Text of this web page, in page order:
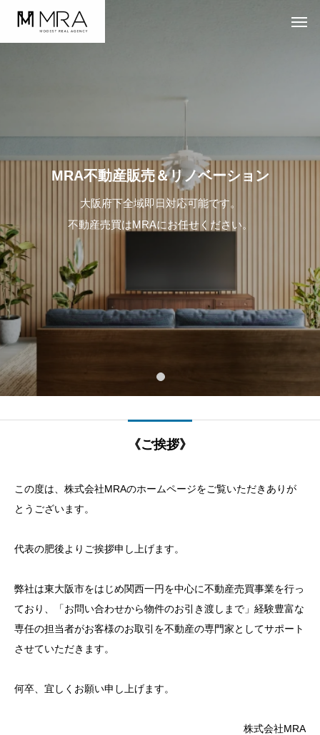
MRA不動産販売＆リノベーション
大阪府下全域即日対応可能です。
不動産売買はMRAにお任せください。
《ご挨拶》
この度は、株式会社MRAのホームページをご覧いただきありが
とうございます。
代表の肥後よりご挨拶申し上げます。
弊社は東大阪市をはじめ関西一円を中心に不動産売買事業を行っ
ており、「お問い合わせから物件のお引き渡しまで」経験豊富な
専任の担当者がお客様のお取引を不動産の専門家としてサポート
させていただきます。
何卒、宜しくお願い申し上げます。
株式会社MRA